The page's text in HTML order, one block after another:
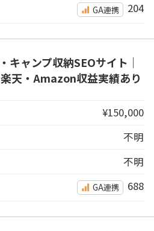
GA連携 204
キャンプ収納SEOサイト｜
天・Amazon収益実績あり
¥150,000
不明
不明
GA連携 688